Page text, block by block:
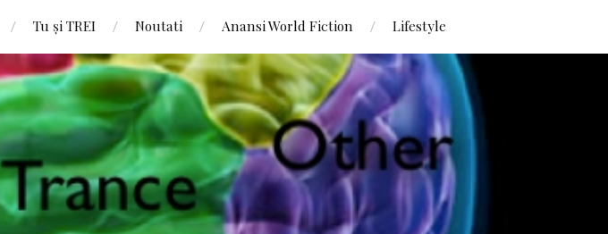
Tu și TREI Noutati Anansi World Fiction Lifestyle